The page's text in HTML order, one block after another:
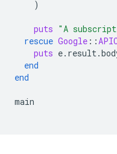
)
puts "A
rescue Google ::
puts e. result.
end
end
main